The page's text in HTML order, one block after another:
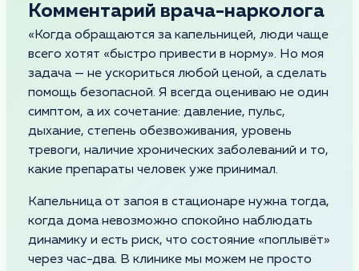
Комментарий врача-нарколога
«Когда обращаются за капельницей, люди чаще
всего хотят «быстро привести в норму». Но моя
задача — не ускориться любой ценой, а сделать
помощь безопасной. Я всегда оцениваю не один
симптом, а их сочетание: давление, пульс,
дыхание, степень обезвоживания, уровень
тревоги, наличие хронических заболеваний и то,
какие препараты человек уже принимал.
Капельница от запоя в стационаре нужна тогда,
когда дома невозможно спокойно наблюдать
динамику и есть риск, что состояние «поплывёт»
через час-два. В клинике мы можем не просто